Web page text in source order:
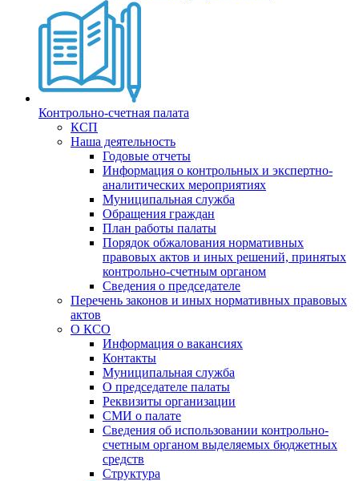
Контрольно-счетная палата
КСП
Наша деятельность
Годовые отчеты
Информация о контрольных и экспертно-
аналитических мероприятиях
Муниципальная служба
Обращения граждан
План работы палаты
Порядок обжалования нормативных
правовых актов и иных решений, принятых
контрольно-счетным органом
Сведения о председателе
Перечень законов и иных нормативных правовых
актов
О КСО
Информация о вакансиях
Контакты
Муниципальная служба
О председателе палаты
Реквизиты организации
СМИ о палате
Сведения об использовании контрольно-
счетным органом выделяемых бюджетных
средств
Структура